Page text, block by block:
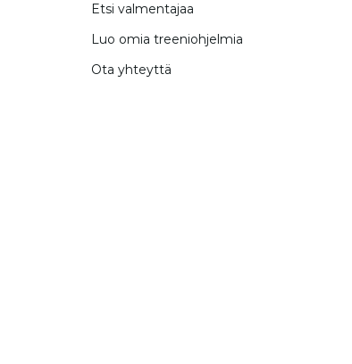
Etsi valmentajaa
Luo omia treeniohjelmia
Ota yhteyttä